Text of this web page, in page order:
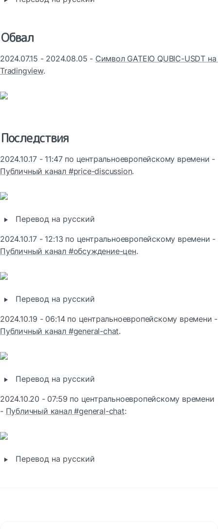
Обвал
2024.07.15 - 2024.08.05 - Символ GATEIO QUBIC-USDT на
Tradingview.
Последствия
Публичный канал #price-discussion.
‣ Перевод на русский
Публичный канал #обсуждение-цен.
‣ Перевод на русский
Публичный канал #general-chat.
‣ Перевод на русский
2024.10.20 - 07:59 по центральноевропейскому времени
- Публичный канал #general-chat:
‣ Перевод на русский